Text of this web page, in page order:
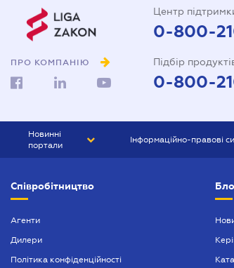
ПРО КОМПАНІЮ
Центр
0-800-
Підбір
0-800-
Новинні
портали
БІЗНЕС
Інформаційно-правові
БУХГАЛТЕР ПРОФ
Співробітництво
Агенти
Дилери
Політика конфіденційності